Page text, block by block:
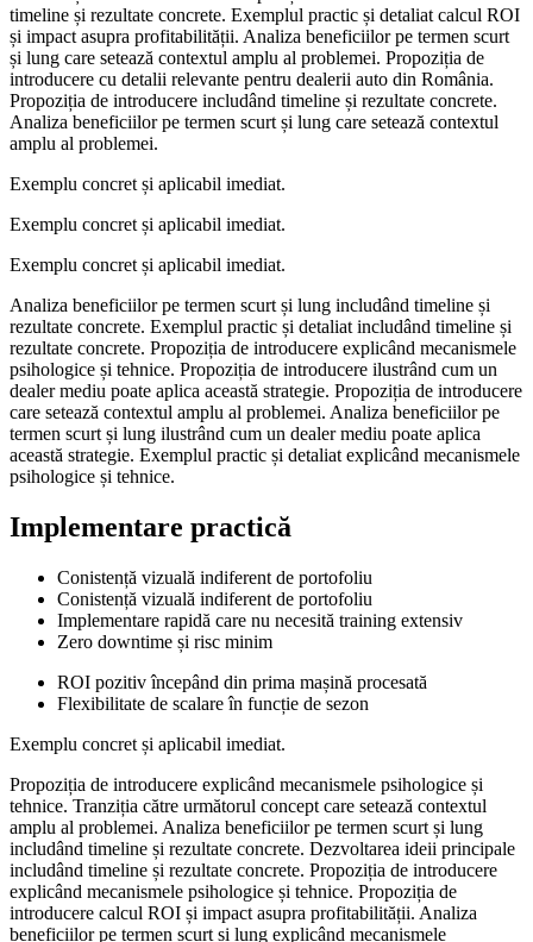
timeline și rezultate concrete. Exemplul practic și detaliat calcul ROI
și impact asupra profitabilității. Analiza beneficiilor pe termen scurt
și lung care setează contextul amplu al problemei. Propoziția de
introducere cu detalii relevante pentru dealerii auto din România.
Propoziția de introducere includând timeline și rezultate concrete.
Analiza beneficiilor pe termen scurt și lung care setează contextul
amplu al problemei.
Exemplu concret și aplicabil imediat.
Exemplu concret și aplicabil imediat.
Exemplu concret și aplicabil imediat.
Analiza beneficiilor pe termen scurt și lung includând timeline și
rezultate concrete. Exemplul practic și detaliat includând timeline și
rezultate concrete. Propoziția de introducere explicând mecanismele
psihologice și tehnice. Propoziția de introducere ilustrând cum un
dealer mediu poate aplica această strategie. Propoziția de introducere
care setează contextul amplu al problemei. Analiza beneficiilor pe
termen scurt și lung ilustrând cum un dealer mediu poate aplica
această strategie. Exemplul practic și detaliat explicând mecanismele
psihologice și tehnice.
Implementare practică
Conistență vizuală indiferent de portofoliu
Conistență vizuală indiferent de portofoliu
Implementare rapidă care nu necesită training extensiv
Zero downtime și risc minim
ROI pozitiv începând din prima mașină procesată
Flexibilitate de scalare în funcție de sezon
Exemplu concret și aplicabil imediat.
Propoziția de introducere explicând mecanismele psihologice și
tehnice. Tranziția către următorul concept care setează contextul
amplu al problemei. Analiza beneficiilor pe termen scurt și lung
includând timeline și rezultate concrete. Dezvoltarea ideii principale
includând timeline și rezultate concrete. Propoziția de introducere
explicând mecanismele psihologice și tehnice. Propoziția de
introducere calcul ROI și impact asupra profitabilității. Analiza
beneficiilor pe termen scurt și lung explicând mecanismele